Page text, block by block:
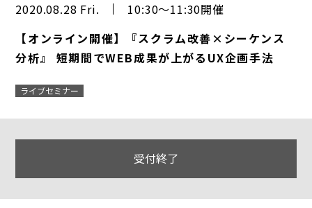
2020.08.28 Fri.
10:30～11:30開催
【オンライン開催】『スクラム改善×シーケンス
分析』 短期間でWEB成果が上がるUX企画手法
ライブセミナー
受付終了